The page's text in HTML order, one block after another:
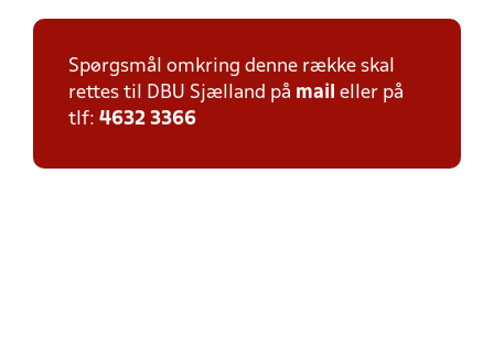
Spørgsmål omkring denne række skal
rettes til DBU Sjælland på mail eller på
tlf: 4632 3366